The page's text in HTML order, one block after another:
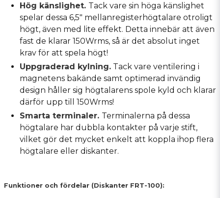
Hög känslighet. Tack vare sin höga känslighet
spelar dessa 6,5" mellanregisterhögtalare otroligt
högt, även med lite effekt. Detta innebär att även
fast de klarar 150Wrms, så är det absolut inget
krav för att spela högt!
Uppgraderad kylning. Tack vare ventilering i
magnetens bakände samt optimerad invändig
design håller sig högtalarens spole kyld och klarar
därför upp till 150Wrms!
Smarta terminaler. Terminalerna på dessa
högtalare har dubbla kontakter på varje stift,
vilket gör det mycket enkelt att koppla ihop flera
högtalare eller diskanter.
Funktioner och fördelar (Diskanter FRT-100):